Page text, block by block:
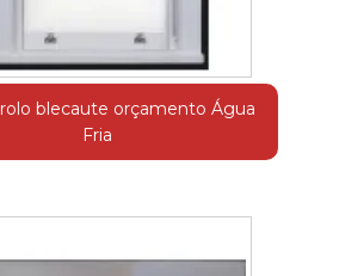
blecaute orçamento Água
Fria